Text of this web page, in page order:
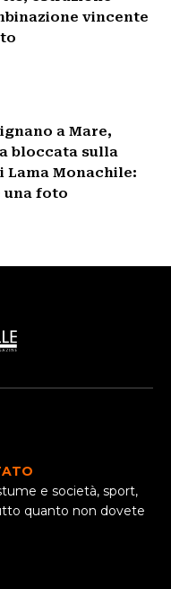
vincente
a Mare,
bloccata sulla
Lama Monachile:
una foto
e società, sport,
quanto non dovete